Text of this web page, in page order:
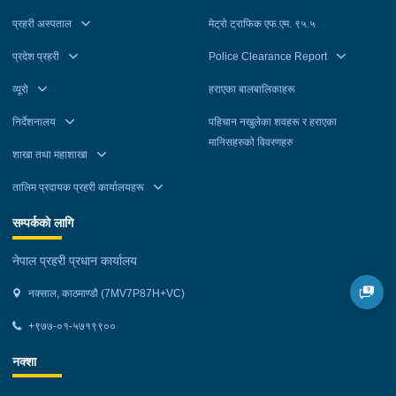
बाट, कमलालाई काठमाडौं महानगरपालिका-२६ बाट र तुलसीरामलाई काठमाडौं
महानगरपालिका-९ बाट बुधबार पक्राउ गरेको हो । उनीहरूलाई आवश्यक
पठाइएको छ ।
प्रहरी अस्पताल
प्रदेश प्रहरी
व्यूरो
निर्देशनालय
शाखा तथा महाशाखा
तालिम प्रदायक प्रहरी कार्यालयहरू
मेट्रो ट्राफिक एफ.एम. ९५.५
Police Clearance Report
हराएका बालबालिकाहरू
पहिचान नखुलेका शवहरू र हराएका
मानिसहरुको विवरणहरु
सम्पर्कको लागि
नेपाल प्रहरी प्रधान कार्यालय
नक्साल, काठमाण्डौ (7MV7P87H+VC)
+९७७-०१-५७१९९००
नक्शा